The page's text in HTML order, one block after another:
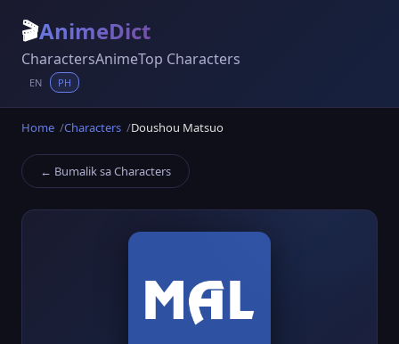
🎬AnimeDict
CharactersAnimeTop Characters
EN PH
Home Characters Doushou Matsuo
← Bumalik sa Characters